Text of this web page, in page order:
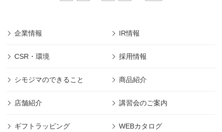
企業情報 IR情報
CSR・環境 採用情報
シモジマのできること 商品紹介
店舗紹介 講習会のご案内
ギフトラッピング WEBカタログ